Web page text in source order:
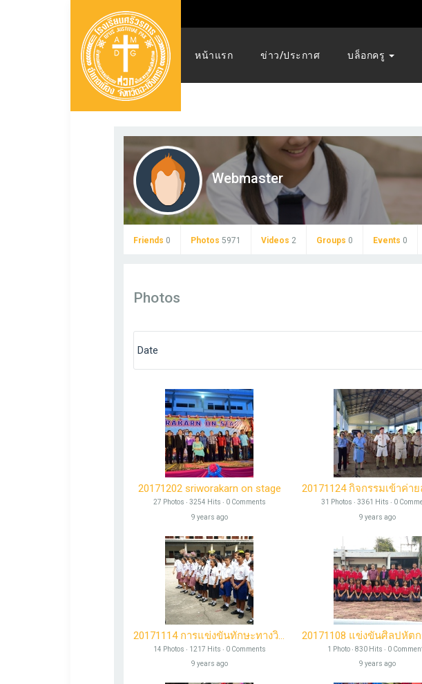
หน้าแรก ข่าว/ประกาศ บล็อกครู
Webmaster
Webmaster
Go to Profile
Friends 0 Photos 5971 Videos 2 Groups 0 Events 0
Photos
20171202 sriworakarn on stage
27 Photos ‧ 3254 Hits ‧ 0 Comments
9 years ago
31 Photos ‧ 3361 Hits ‧ 0
9 years ago
20171114 การแข่งขันทักษะทางวิชาการ
14 Photos ‧ 1217 Hits ‧ 0 Comments
9 years ago
1 Photo ‧ 830 Hits ‧ 0
9 years ago